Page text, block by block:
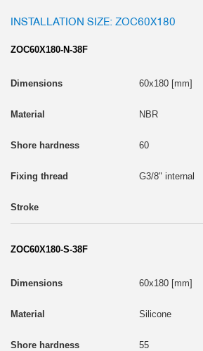
INSTALLATION SIZE: ZOC60X180
ZOC60X180-N-38F
60x180 [mm]
NBR
60
G3/8" internal
ZOC60X180-S-38F
60x180 [mm]
Silicone
55